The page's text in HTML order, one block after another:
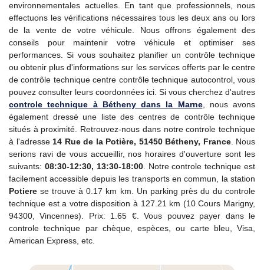
environnementales actuelles. En tant que professionnels, nous
effectuons les vérifications nécessaires tous les deux ans ou lors
de la vente de votre véhicule. Nous offrons également des
conseils pour maintenir votre véhicule et optimiser ses
performances. Si vous souhaitez planifier un contrôle technique
ou obtenir plus d'informations sur les services offerts par le centre
de contrôle technique centre contrôle technique autocontrol, vous
pouvez consulter leurs coordonnées ici. Si vous cherchez d'autres
controle technique à Bétheny dans la Marne, nous avons
également dressé une liste des centres de contrôle technique
situés à proximité. Retrouvez-nous dans notre controle technique
à l'adresse 14 Rue de la Potière, 51450 Bétheny, France. Nous
serions ravi de vous accueillir, nos horaires d'ouverture sont les
suivants: 08:30-12:30, 13:30-18:00. Notre controle technique est
facilement accessible depuis les transports en commun, la station
Potiere se trouve à 0.17 km km. Un parking près du du controle
technique est a votre disposition à 127.21 km (10 Cours Marigny,
94300, Vincennes). Prix: 1.65 €. Vous pouvez payer dans le
controle technique par chèque, espèces, ou carte bleu, Visa,
American Express, etc.